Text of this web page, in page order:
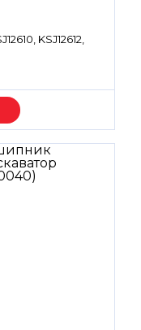
KSJ12612,